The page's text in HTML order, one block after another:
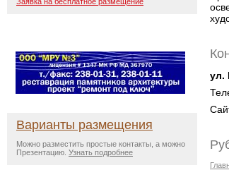
Варианты размещения
Можно разместить простые контакты, а можно
Презентацию. Узнать подробнее
ул.